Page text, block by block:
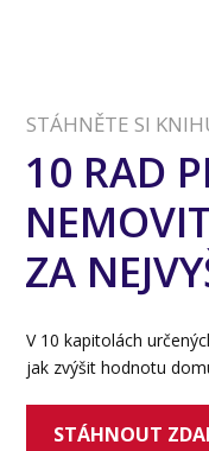
STÁHNĚTE SI
10 RAD
ZA
V 10 kapitolách
jak zvýšit hodnotu
STÁHNOUT